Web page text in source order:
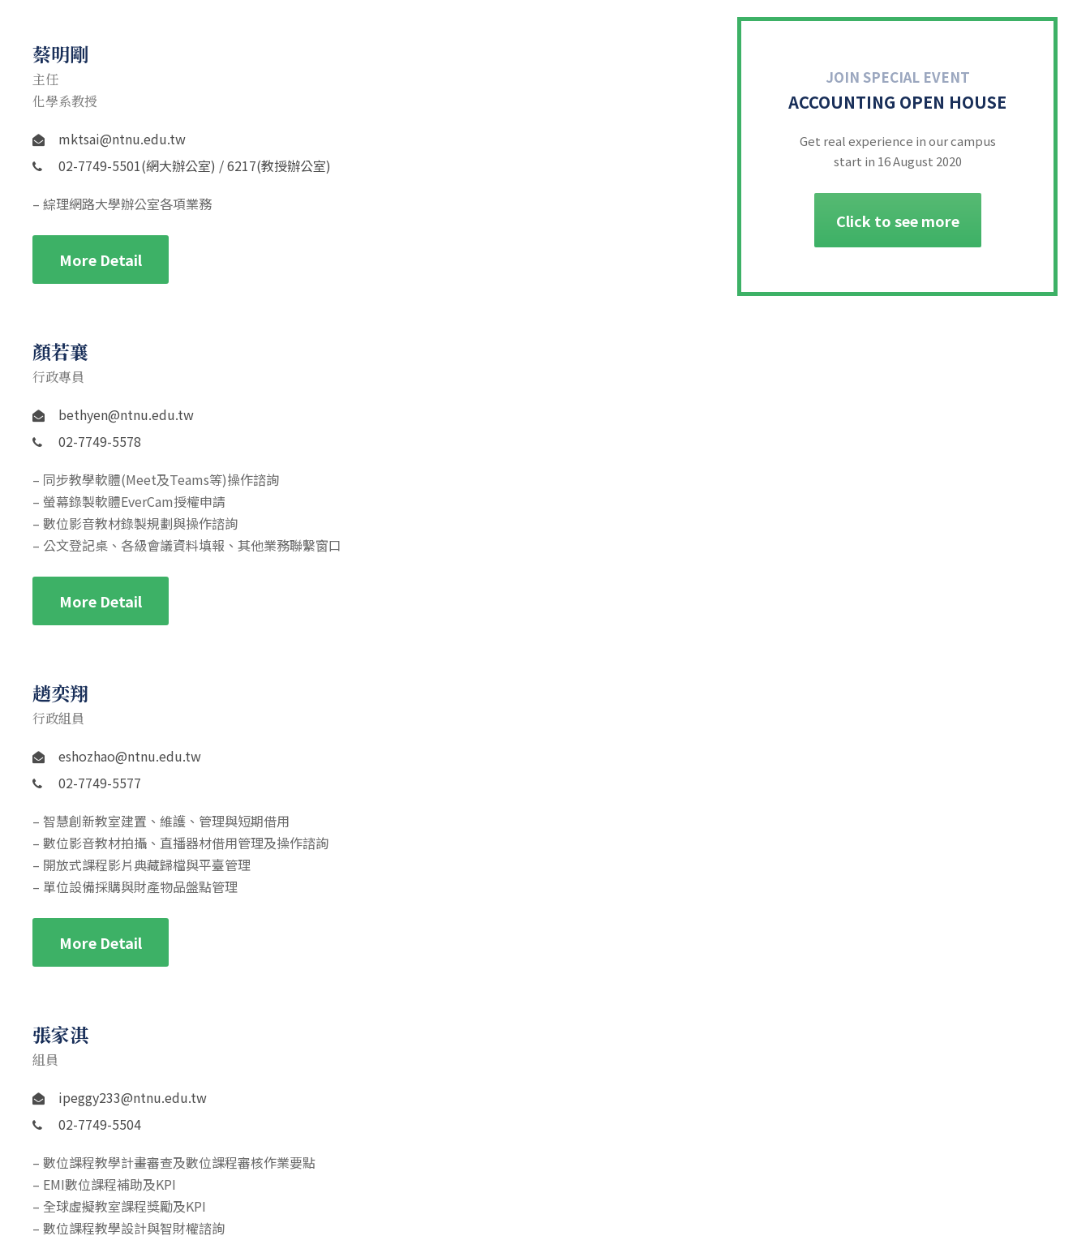
蔡明剛
主任
化學系教授
mktsai@ntnu.edu.tw
02-7749-5501(網大辦公室) / 6217(教授辦公室)
– 綜理網路大學辦公室各項業務
More Detail
顏若襄
行政專員
bethyen@ntnu.edu.tw
02-7749-5578
– 同步教學軟體(Meet及Teams等)操作諮詢
– 螢幕錄製軟體EverCam授權申請
– 數位影音教材錄製規劃與操作諮詢
– 公文登記桌、各級會議資料填報、其他業務聯繫窗口
More Detail
趙奕翔
行政組員
eshozhao@ntnu.edu.tw
02-7749-5577
– 智慧創新教室建置、維護、管理與短期借用
– 數位影音教材拍攝、直播器材借用管理及操作諮詢
– 開放式課程影片典藏歸檔與平臺管理
– 單位設備採購與財產物品盤點管理
More Detail
張家淇
組員
ipeggy233@ntnu.edu.tw
02-7749-5504
– 數位課程教學計畫審查及數位課程審核作業要點
– EMI數位課程補助及KPI
– 全球虛擬教室課程獎勵及KPI
– 數位課程教學設計與智財權諮詢
JOIN SPECIAL EVENT
ACCOUNTING OPEN HOUSE
Get real experience in our campus
start in 16 August 2020
Click to see more